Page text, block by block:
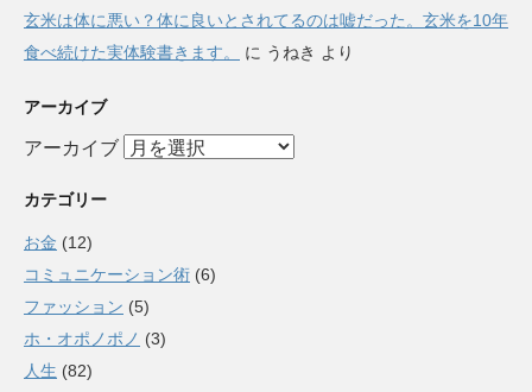
玄米は体に悪い？体に良いとされてるのは嘘だった。玄米を10年
食べ続けた実体験書きます。
に うねき より
アーカイブ
アーカイブ
カテゴリー
お金 (12)
コミュニケーション術 (6)
ファッション (5)
ホ・オポノポノ (3)
人生 (82)